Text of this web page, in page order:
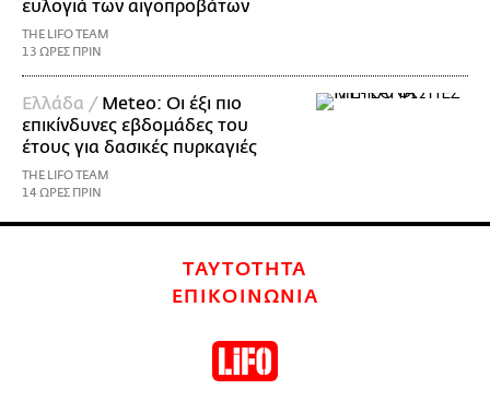
ευλογιά των αιγοπροβάτων
THE LIFO TEAM
13 ΩΡΕΣ ΠΡΙΝ
Ελλάδα / Meteo: Οι έξι πιο
επικίνδυνες εβδομάδες του
έτους για δασικές πυρκαγιές
THE LIFO TEAM
14 ΩΡΕΣ ΠΡΙΝ
ΤΑΥΤΟΤΗΤΑ
ΕΠΙΚΟΙΝΩΝΙΑ